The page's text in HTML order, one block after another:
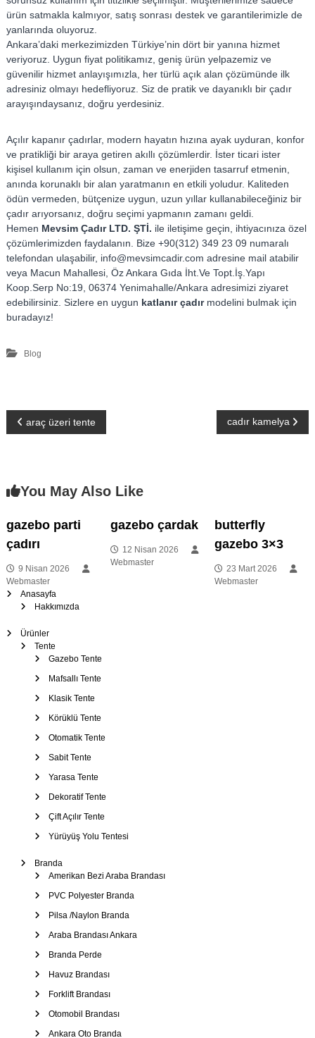
ürün satmakla kalmıyor, satış sonrası destek ve garantilerimizle de
yanlarında oluyoruz.
Ankara’daki merkezimizden Türkiye’nin dört bir yanına hizmet
veriyoruz. Uygun fiyat politikamız, geniş ürün yelpazemiz ve
güvenilir hizmet anlayışımızla, her türlü açık alan çözümünde ilk
adresiniz olmayı hedefliyoruz. Siz de pratik ve dayanıklı bir çadır
arayışındaysanız, doğru yerdesiniz.
Açılır kapanır çadırlar, modern hayatın hızına ayak uyduran, konfor
ve pratikliği bir araya getiren akıllı çözümlerdir. İster ticari ister
kişisel kullanım için olsun, zaman ve enerjiden tasarruf etmenin,
anında korunaklı bir alan yaratmanın en etkili yoludur. Kaliteden
ödün vermeden, bütçenize uygun, uzun yıllar kullanabileceğiniz bir
çadır arıyorsanız, doğru seçimi yapmanın zamanı geldi.
Hemen Mevsim Çadır LTD. ŞTİ. ile iletişime geçin, ihtiyacınıza özel
çözümlerimizden faydalanın. Bize +90(312) 349 23 09 numaralı
telefondan ulaşabilir, info@mevsimcadir.com adresine mail atabilir
veya Macun Mahallesi, Öz Ankara Gıda İht.Ve Topt.İş.Yapı
Koop.Serp No:19, 06374 Yenimahalle/Ankara adresimizi ziyaret
edebilirsiniz. Sizlere en uygun katlanır çadırmodelini bulmak için
buradayız!
Blog
Y
z
ı
g
e
araç üzeri tente cadır kamelya
You May Also Like
gazebo parti
çadırı
9 Nisan 2026
Webmaster
gazebo çardak
12 Nisan 2026
Webmaster
butterfly
gazebo 3×3
23 Mart 2026
Webmaster
Anasayfa
Hakkımızda
Ürünler
Tente
Gazebo Tente
Mafsallı Tente
Klasik Tente
Körüklü Tente
Otomatik Tente
Sabit Tente
Yarasa Tente
Dekoratif Tente
Çift Açılır Tente
Yürüyüş Yolu Tentesi
Branda
Amerikan Bezi Araba Brandası
PVC Polyester Branda
Pilsa /Naylon Branda
Araba Brandası Ankara
Branda Perde
Havuz Brandası
Forklift Brandası
Otomobil Brandası
Ankara Oto Branda